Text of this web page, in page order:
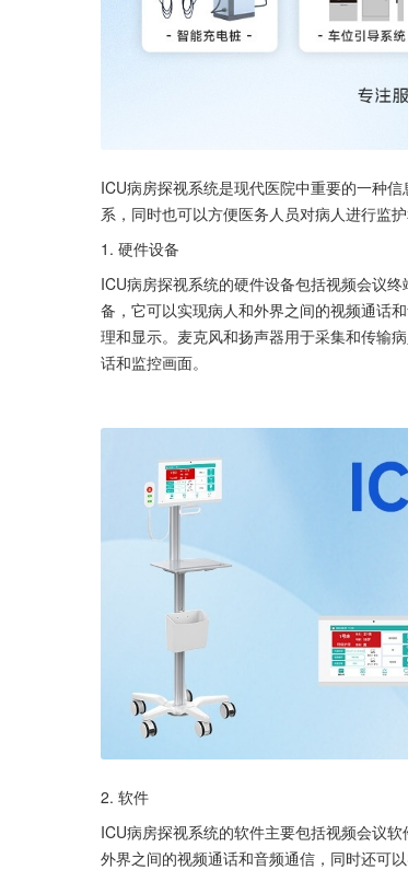
ICU病房探视系统是现代医院中重要的一种
系，同时也可以方便医务人员对病人进行监
1. 硬件设备
ICU病房探视系统的硬件设备包括视频会议
备，它可以实现病人和外界之间的视频通话
理和显示。麦克风和扬声器用于采集和传输
话和监控画面。
2. 软件
ICU病房探视系统的软件主要包括视频会议
外界之间的视频通话和音频通信，同时还可